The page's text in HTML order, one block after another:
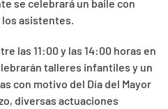
se celebrará un baile con
asistentes.
las 11:00 y las 14:00 horas en
talleres infantiles y un
con motivo del Día del Mayor
diversas actuaciones